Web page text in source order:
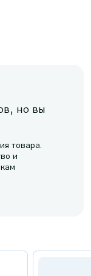
но вы
товара.
и